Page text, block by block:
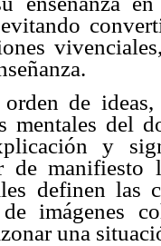
de
mentales del
y
de
definen las
imágenes
una